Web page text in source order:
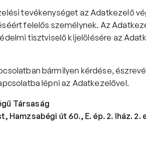
tevékenységet az Adatkezelő
felelős személynek. Az
tisztviselő kijelölésére az
bármilyen kérdése,
lépni az Adatkezelővel.
Társaság
Hamzsabégi út 60., E. ép. 2. lház. 2.